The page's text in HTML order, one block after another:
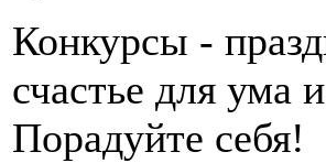
Конкурсы -
счастье для ума
Порадуйте себя!